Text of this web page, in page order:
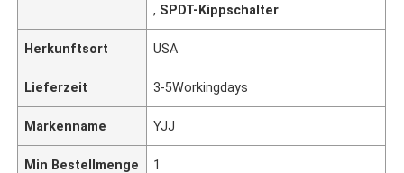
, SPDT-Kippschalter
Herkunftsort USA
Lieferzeit 3-5Workingdays
Markenname YJJ
Min Bestellmenge 1